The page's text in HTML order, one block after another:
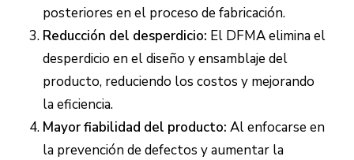
posteriores en el proceso de fabricación.
Reducción del desperdicio: El DFMA elimina el
desperdicio en el diseño y ensamblaje del
producto, reduciendo los costos y mejorando
la eficiencia.
Mayor fiabilidad del producto: Al enfocarse en
la prevención de defectos y aumentar la